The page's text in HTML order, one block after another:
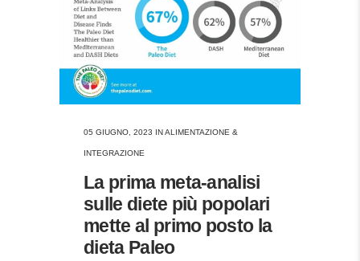
05 GIUGNO, 2023 INALIMENTAZIONE &
INTEGRAZIONE
La prima meta-analisi
sulle diete più popolari
mette al primo posto la
dieta Paleo